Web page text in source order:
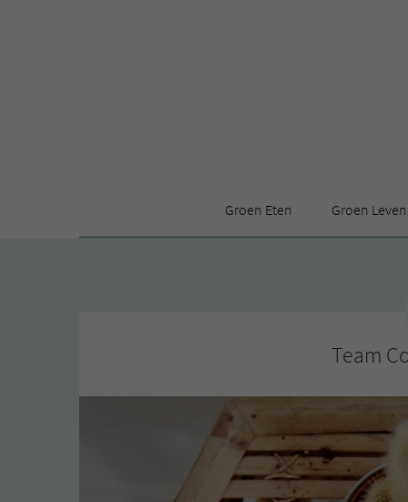
Groen Eten Groen Leven
Team